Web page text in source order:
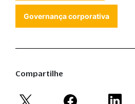
Governança corporativa
Compartilhe